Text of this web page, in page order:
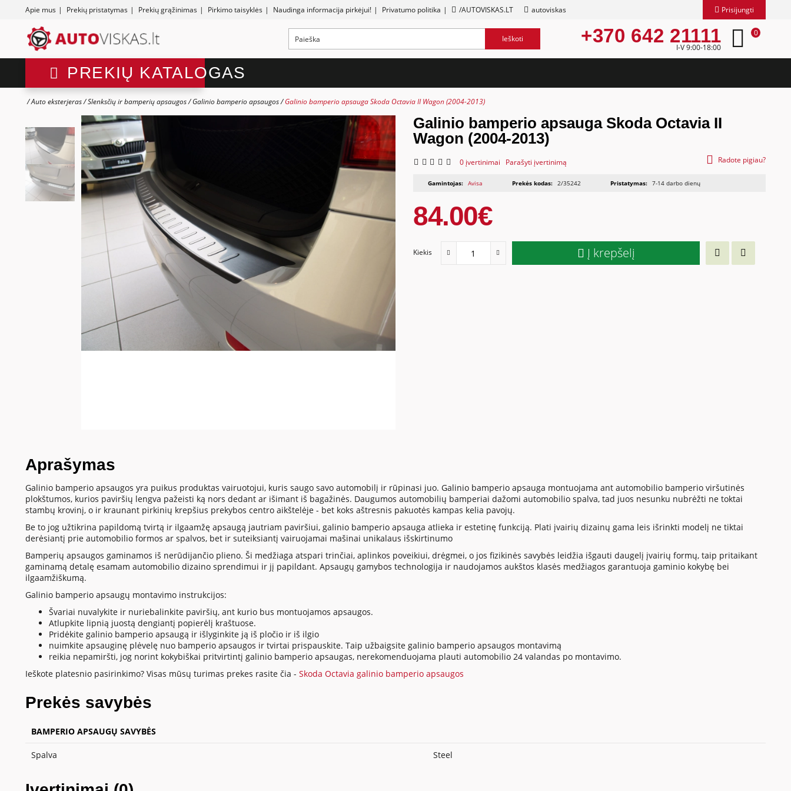
Apie mus | Prekių pristatymas | Prekių grąžinimas | Pirkimo taisyklės | Naudinga informacija pirkėjui! | Privatumo politika | /AUTOVISKAS.LT autoviskas Prisijungti
Ieškoti +370 642 21111
I-V 9:00-18:00
0
PREKIŲ KATALOGAS
Auto eksterjeras Slenksčių ir bamperių apsaugos Galinio bamperio apsaugos Galinio bamperio apsauga Skoda Octavia II Wagon (2004-2013)
Galinio bamperio apsauga Skoda Octavia II
Wagon (2004-2013)
0 įvertinimai Parašyti įvertinimą Radote pigiau?
Gamintojas: Avisa Prekės kodas: 2/35242 Pristatymas: 7-14 darbo dienų
84.00€
Kiekis Į krepšelį
Aprašymas
Galinio bamperio apsaugos yra puikus produktas vairuotojui, kuris saugo savo automobilį ir rūpinasi juo. Galinio bamperio apsauga montuojama ant automobilio bamperio viršutinės
plokštumos, kurios paviršių lengva pažeisti ką nors dedant ar išimant iš bagažinės. Daugumos automobilių bamperiai dažomi automobilio spalva, tad juos nesunku nubrėžti ne toktai
stambų krovinį, o ir kraunant pirkinių krepšius prekybos centro aikštelėje - bet koks aštresnis pakuotės kampas kelia pavojų.
Be to jog užtikrina papildomą tvirtą ir ilgaamžę apsaugą jautriam paviršiui, galinio bamperio apsauga atlieka ir estetinę funkciją. Plati įvairių dizainų gama leis išrinkti modelį ne tiktai
derėsiantį prie automobilio formos ar spalvos, bet ir suteiksiantį vairuojamai mašinai unikalaus išskirtinumo
Bamperių apsaugos gaminamos iš nerūdijančio plieno. Ši medžiaga atspari trinčiai, aplinkos poveikiui, drėgmei, o jos fizikinės savybės leidžia išgauti daugelį įvairių formų, taip pritaikant
gaminamą detalę esamam automobilio dizaino sprendimui ir jį papildant. Apsaugų gamybos technologija ir naudojamos aukštos klasės medžiagos garantuoja gaminio kokybę bei
ilgaamžiškumą.
Galinio bamperio apsaugų montavimo instrukcijos:
Švariai nuvalykite ir nuriebalinkite paviršių, ant kurio bus montuojamos apsaugos.
Atlupkite lipnią juostą dengiantį popierėlį kraštuose.
Pridėkite galinio bamperio apsaugą ir išlyginkite ją iš pločio ir iš ilgio
nuimkite apsauginę plėvelę nuo bamperio apsaugos ir tvirtai prispauskite. Taip užbaigsite galinio bamperio apsaugos montavimą
reikia nepamiršti, jog norint kokybiškai pritvirtintį galinio bamperio apsaugas, nerekomenduojama plauti automobilio 24 valandas po montavimo.
Ieškote platesnio pasirinkimo? Visas mūsų turimas prekes rasite čia - Skoda Octavia galinio bamperio apsaugos
Prekės savybės
BAMPERIO APSAUGŲ SAVYBĖS
Spalva Steel